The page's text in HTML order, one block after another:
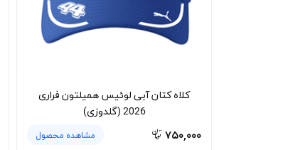
کلاه کتان آبی لوئیس همیلتون فراری
2026 (گلدوزی)
۷۵۰,۰۰۰ مشاهده محصول